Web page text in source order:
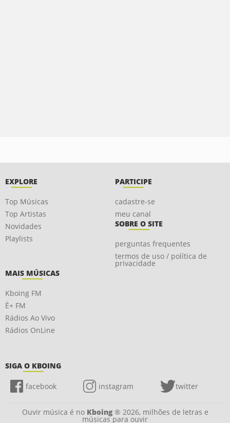
EXPLORE
Top Músicas
Top Artistas
Novidades
Playlists
PARTICIPE
cadastre-se
meu canal
SOBRE O SITE
perguntas frequentes
termos de uso / política de
privacidade
MAIS MÚSICAS
Kboing FM
É+ FM
Rádios Ao Vivo
Rádios OnLine
SIGA O KBOING
facebook instagram twitter
Ouvir música é no Kboing® 2026, milhões de letras e
músicas para ouvir